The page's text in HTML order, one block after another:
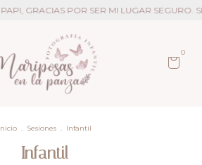
PAPI, GRACIAS POR SER MI LUGAR SEGURO.
0
. Sesiones . Infantil
Infantil